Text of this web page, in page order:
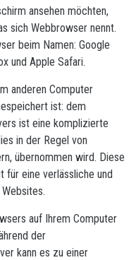
ansehen möchten,
sich Webbrowser nennt.
beim Namen: Google
und Apple Safari.
anderen Computer
ist: dem
ist eine komplizierte
in der Regel von
übernommen wird. Diese
für eine verlässliche und
auf Ihrem Computer
der
kann es zu einer